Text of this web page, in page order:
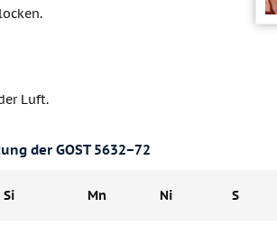
Luft.
der GOST 5632−72
Si Mn Ni S